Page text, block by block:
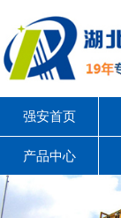
强安首页
产品中心